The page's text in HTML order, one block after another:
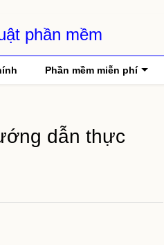
phần mềm
Phần mềm miễn phí
dẫn thực